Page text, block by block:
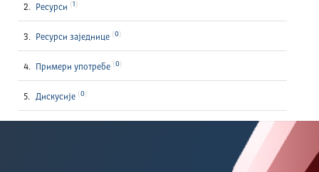
Ресурси 1
Ресурси заједнице 0
Примери употребе 0
Дискусије 0